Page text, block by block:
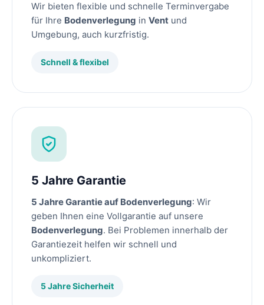
Wir bieten flexible und schnelle Terminvergabe
für Ihre Bodenverlegung in Vent und
Umgebung, auch kurzfristig.
Schnell & flexibel
5 Jahre Garantie
5 Jahre Garantie auf Bodenverlegung: Wir
geben Ihnen eine Vollgarantie auf unsere
Bodenverlegung. Bei Problemen innerhalb der
Garantiezeit helfen wir schnell und
unkompliziert.
5 Jahre Sicherheit